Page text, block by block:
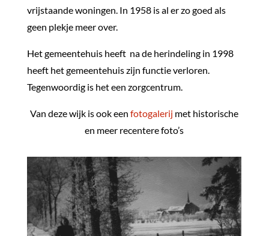
vrijstaande woningen. In 1958 is al er zo goed als
geen plekje meer over.
Het gemeentehuis heeft na de herindeling in 1998
heeft het gemeentehuis zijn functie verloren.
Tegenwoordig is het een zorgcentrum.
Van deze wijk is ook eenfotogalerij met historische
en meer recentere foto’s